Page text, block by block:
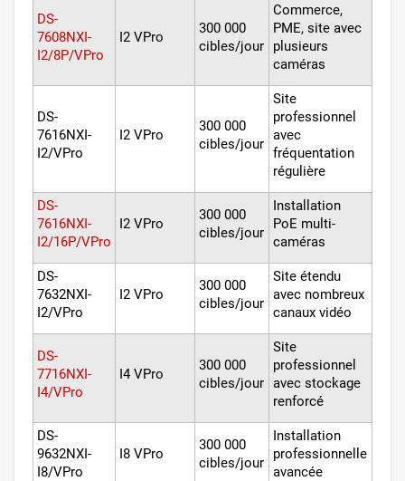
DS-
7608NXI-
I2/8P/VPro
I2 VPro
300 000
cibles/jour
Commerce,
PME, site avec
plusieurs
caméras
DS-
7616NXI-
I2/VPro
I2 VPro
300 000
cibles/jour
Site
professionnel
avec
fréquentation
régulière
DS-
7616NXI-
I2/16P/VPro
I2 VPro
300 000
cibles/jour
Installation
PoE multi-
caméras
DS-
7632NXI-
I2/VPro
I2 VPro
300 000
cibles/jour
Site étendu
avec nombreux
canaux vidéo
DS-
7716NXI-
I4/VPro
I4 VPro
300 000
cibles/jour
Site
professionnel
avec stockage
renforcé
DS-
9632NXI-
I8/VPro
I8 VPro
300 000
cibles/jour
Installation
professionnelle
avancée